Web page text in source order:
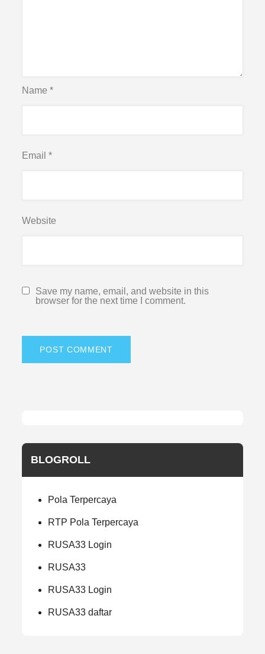
Name*
Email*
Website
Save my name, email, and website in this
browser for the next time I comment.
BLOGROLL
Pola Terpercaya
RTP Pola Terpercaya
RUSA33 Login
RUSA33
RUSA33 Login
RUSA33 daftar